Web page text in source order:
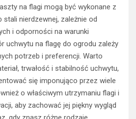
na flagi mogą być wykonane z
stali nierdzewnej, zależnie od
i odporności na warunki
uchwytu na flagę do ogrodu zależy
potrzeb i preferencji. Warto
trwałość i stabilność uchwytu,
się imponująco przez wiele
o właściwym utrzymaniu flagi i
aby zachować jej piękny wygląd